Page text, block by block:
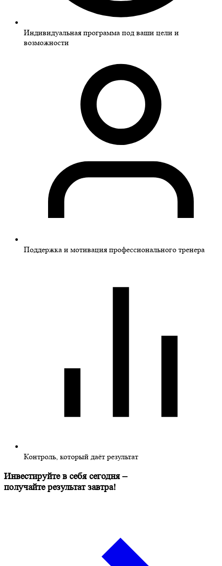
Индивидуальная программа под ваши цели и
возможности
Поддержка и мотивация профессионального тренера
Контроль, который даёт результат
Инвестируйте в себя сегодня –
получайте результат завтра!